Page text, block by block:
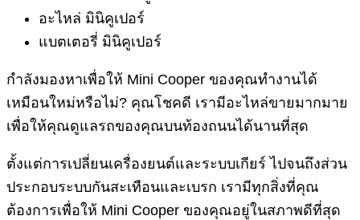
อะไหล่ มินิคูเปอร์
แบตเตอรี่ มินิคูเปอร์
กำลังมองหาเพื่อให้ Mini Cooper ของคุณทำงานได้
เหมือนใหม่หรือไม่? คุณโชคดี เรามีอะไหล่ขายมากมาย
เพื่อให้คุณดูแลรถของคุณบนท้องถนนได้นานที่สุด
ตั้งแต่การเปลี่ยนเครื่องยนต์และระบบเกียร์ ไปจนถึงส่วน
ประกอบระบบกันสะเทือนและเบรก เรามีทุกสิ่งที่คุณ
ต้องการเพื่อให้ Mini Cooper ของคุณอยู่ในสภาพดีที่สุด